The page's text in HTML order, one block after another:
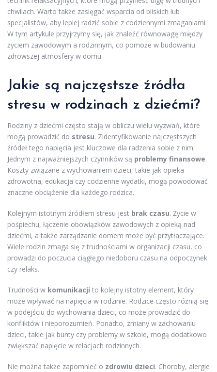
chwilach. Warto także zasięgać wsparcia od bliskich lub
specjalistów, aby lepiej radzić sobie z codziennymi zmaganiami.
W tym artykule przyjrzymy się, jak znaleźć równowagę między
życiem zawodowym a rodzinnym, co pomoże w budowaniu
zdrowszej atmosfery w domu.
Jakie są najczęstsze źródła
stresu w rodzinach z dziećmi?
Rodziny z dziećmi często stają w obliczu wielu wyzwań, które
mogą prowadzić do stresu. Zidentyfikowanie najczęstszych
źródeł tego napięcia jest kluczowe dla radzenia sobie z nim.
Jednym z najważniejszych czynników są problemy finansowe.
Koszty związane z wychowaniem dzieci, takie jak opieka
zdrowotna, edukacja czy codzienne wydatki, mogą powodować
znaczne obciążenie dla każdego rodzica.
Kolejnym istotnym źródłem stresu jest brak czasu. Życie w
pośpiechu, łączenie obowiązków zawodowych z opieką nad
dziećmi, a także zarządzanie domem może być przytłaczające.
Wiele rodzin zmaga się z trudnościami w organizacji czasu, co
prowadzi do poczucia ciągłego niedoboru czasu na odpoczynek
czy relaks.
Trudności w komunikacji to kolejny istotny element, który
może wpływać na napięcia w rodzinie. Rodzice często różnią się
w podejściu do wychowania dzieci, co może prowadzić do
konfliktów i nieporozumień. Ponadto, zmiany w zachowaniu
dzieci, takie jak bunty czy problemy w szkole, mogą dodatkowo
zwiększać napięcie w relacjach rodzinnych.
Nie można także zapomnieć o zdrowiu dzieci. Choroby, alergie